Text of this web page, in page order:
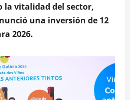
la vitalidad del sector,
una inversión de 12
2026.